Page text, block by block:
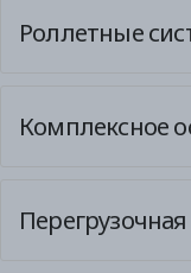
Роллетные
Комплексное